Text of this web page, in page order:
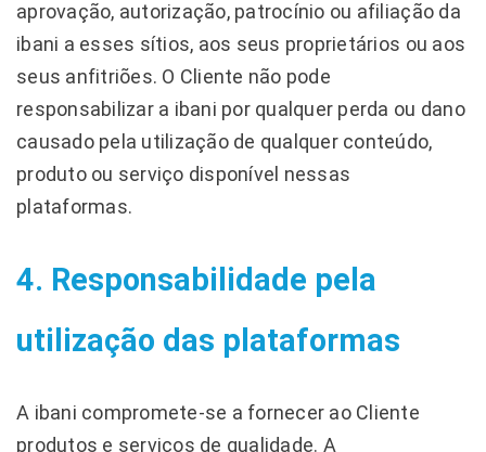
aprovação, autorização, patrocínio ou afiliação da
ibani a esses sítios, aos seus proprietários ou aos
seus anfitriões. O Cliente não pode
responsabilizar a ibani por qualquer perda ou dano
causado pela utilização de qualquer conteúdo,
produto ou serviço disponível nessas
plataformas.
4. Responsabilidade pela
utilização das plataformas
A ibani compromete-se a fornecer ao Cliente
produtos e serviços de qualidade. A